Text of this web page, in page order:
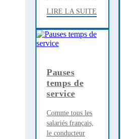
LIRE LA SUITE
Pauses
temps de
service
Comme tous les
salariés français,
le conducteur